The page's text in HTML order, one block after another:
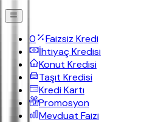
0
Faizsiz Kredi
İhtiyaç Kredisi
Konut Kredisi
Taşıt Kredisi
Kredi Kartı
Promosyon
Mevduat Faizi